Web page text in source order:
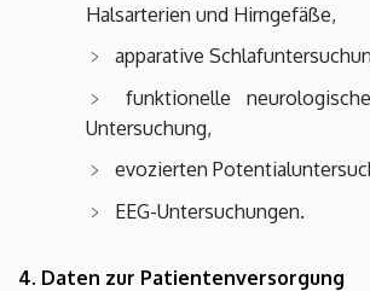
Halsarterien und Hirngefäße,
apparative
funktionelle
Untersuchung,
evozierten
EEG-Untersuchungen.
4. Daten zur Patientenversorgung